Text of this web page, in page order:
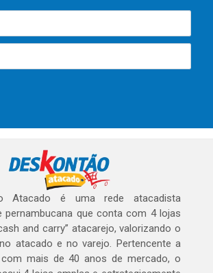
Atacado é uma rede atacadista
pernambucana que conta com 4 lojas
and carry” atacarejo, valorizando o
atacado e no varejo. Pertencente a
com mais de 40 anos de mercado, o